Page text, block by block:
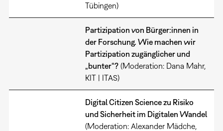
Tübingen)
Partizipation von Bürger:innen in
der Forschung. Wie machen wir
Partizipation zugänglicher und
„bunter“?(Moderation: Dana Mahr,
KIT | ITAS)
Digital Citizen Science zu Risiko
und Sicherheit im Digitalen Wandel
(Moderation: Alexander Mädche,